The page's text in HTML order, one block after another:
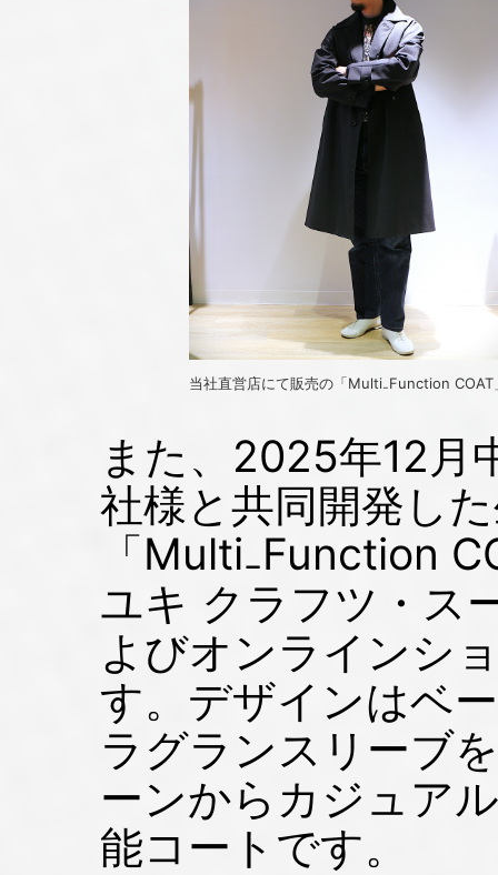
当社直営店にて販売の「Multi₋Function COAT
また、2025年12月
社様と共同開発し
「Multi₋Function
ユキ クラフツ・ス
よびオンラインシ
す。デザインはベ
ラグランスリーブ
ーンからカジュア
能コートです。